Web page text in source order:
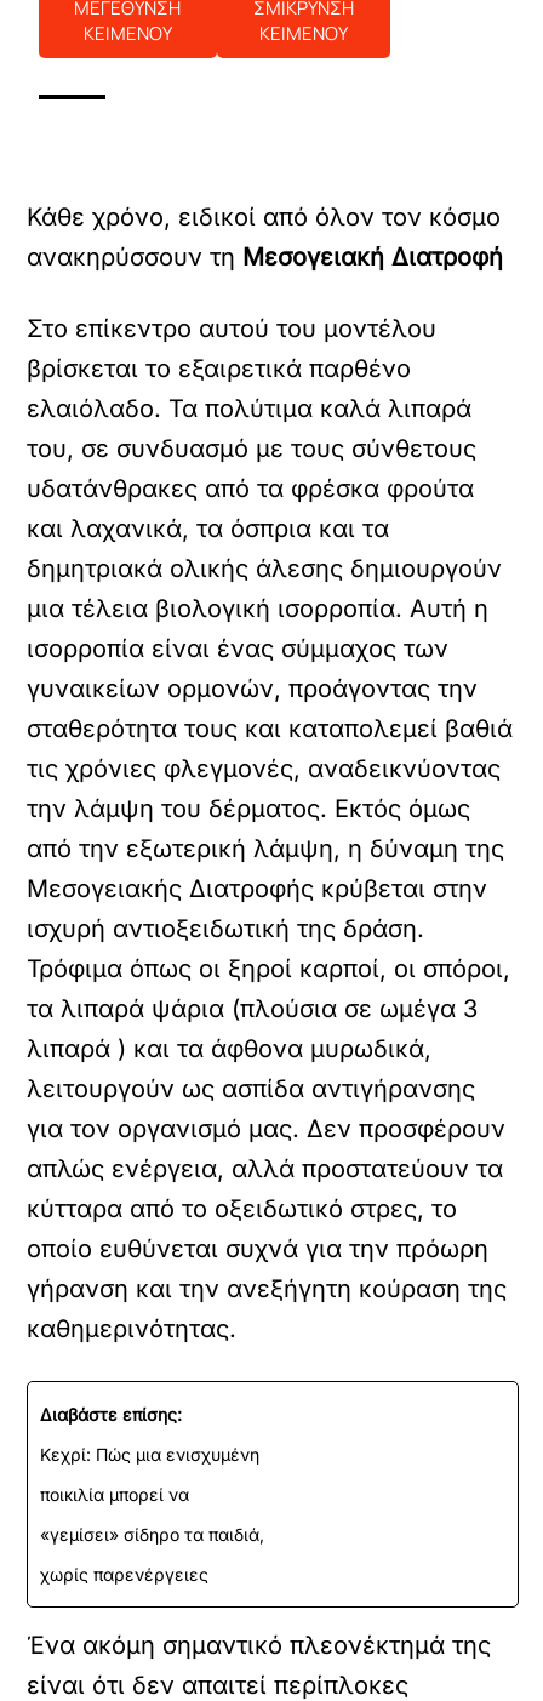
ΜΕΓΕΘΥΝΣΗ
ΚΕΙΜΕΝΟΥ
ΣΜΙΚΡΥΝΣΗ
ΚΕΙΜΕΝΟΥ
Κάθε χρόνο, ειδικοί από όλον τον κόσμο
ανακηρύσσουν τη Μεσογειακή Διατροφή
Στο επίκεντρο αυτού του μοντέλου
βρίσκεται το εξαιρετικά παρθένο
ελαιόλαδο. Τα πολύτιμα καλά λιπαρά
του, σε συνδυασμό με τους σύνθετους
υδατάνθρακες από τα φρέσκα φρούτα
και λαχανικά, τα όσπρια και τα
δημητριακά ολικής άλεσης δημιουργούν
μια τέλεια βιολογική ισορροπία. Αυτή η
ισορροπία είναι ένας σύμμαχος των
γυναικείων ορμονών, προάγοντας την
σταθερότητα τους και καταπολεμεί βαθιά
τις χρόνιες φλεγμονές, αναδεικνύοντας
την λάμψη του δέρματος. Εκτός όμως
από την εξωτερική λάμψη, η δύναμη της
Μεσογειακής Διατροφής κρύβεται στην
ισχυρή αντιοξειδωτική της δράση.
Τρόφιμα όπως οι ξηροί καρποί, οι σπόροι,
τα λιπαρά ψάρια (πλούσια σε ωμέγα 3
λιπαρά ) και τα άφθονα μυρωδικά,
λειτουργούν ως ασπίδα αντιγήρανσης
για τον οργανισμό μας. Δεν προσφέρουν
απλώς ενέργεια, αλλά προστατεύουν τα
κύτταρα από το οξειδωτικό στρες, το
οποίο ευθύνεται συχνά για την πρόωρη
γήρανση και την ανεξήγητη κούραση της
καθημερινότητας.
Διαβάστε επίσης:
Κεχρί: Πώς μια ενισχυμένη
ποικιλία μπορεί να
«γεμίσει» σίδηρο τα παιδιά,
χωρίς παρενέργειες
Ένα ακόμη σημαντικό πλεονέκτημά της
είναι ότι δεν απαιτεί περίπλοκες